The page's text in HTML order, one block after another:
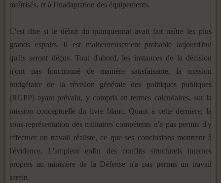
maîtrisés, et à l'inadaptation des équipements.
C'est dire si le début du quinquennat avait fait naître les plus
grands espoirs. Il est malheureusement probable aujourd'hui
qu'ils seront déçus. Tout d'abord, les instances de la décision
n'ont pas fonctionné de manière satisfaisante, la mission
budgétaire de la révision générale des politiques publiques
(RGPP) ayant prévalu, y compris en termes calendaires, sur la
mission conceptuelle du livre blanc. Quant à cette dernière, la
sous-représentation des militaires compétents n'a pas permis d'y
effectuer un travail réaliste, ce que ses conclusions montrent à
l'évidence. L'ampleur enfin des conflits structurels internes
propres au ministère de la Défense n'a pas permis un travail
serein.